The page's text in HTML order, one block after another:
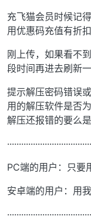
充飞猫会员时候记
用优惠码充值有折
刚上传，如果看不
段时间再进去刷新
提示解压密码错误
用的解压软件是否
解压还报错的要么
PC端的用户：只要
安卓端的用户：用